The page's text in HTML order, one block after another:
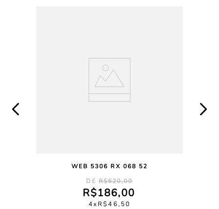
WEB 5306 RX 068 52
R$620,00
R$186,00
4 R$46,50